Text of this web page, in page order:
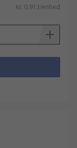
Kr. 0,913/enhed